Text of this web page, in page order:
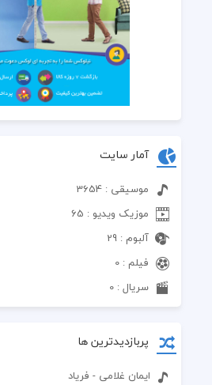
آمار سایت
موسیقی : 3654
موزیک ویدیو : 65
آلبوم : 29
فیلم : 0
سریال : 0
پربازدیدترین ها
ایمان غلامی - فریاد